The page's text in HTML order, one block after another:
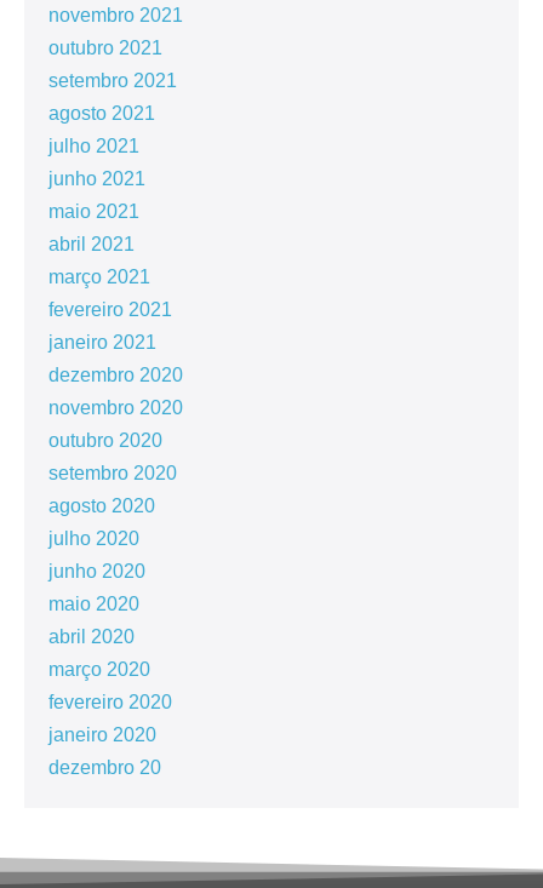
novembro 2021
outubro 2021
setembro 2021
agosto 2021
julho 2021
junho 2021
maio 2021
abril 2021
março 2021
fevereiro 2021
janeiro 2021
dezembro 2020
novembro 2020
outubro 2020
setembro 2020
agosto 2020
julho 2020
junho 2020
maio 2020
abril 2020
março 2020
fevereiro 2020
janeiro 2020
dezembro 20